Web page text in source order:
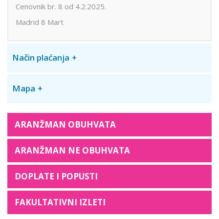
Cenovnik br. 8 od 4.2.2025.
Madrid 8 Mart
Način plaćanja
Mapa
ARANŽMAN OBUHVATA
ARANŽMAN NE OBUHVATA
DOPLATE I POPUSTI
FAKULTATIVNI IZLETI